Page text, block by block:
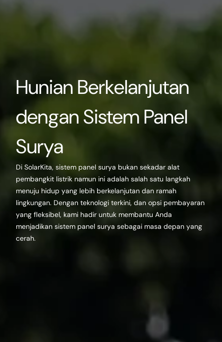
Hunian Berkelanjutan
dengan Sistem Panel
Surya
Di SolarKita, sistem panel surya bukan sekadar alat
pembangkit listrik namun ini adalah salah satu langkah
menuju hidup yang lebih berkelanjutan dan ramah
lingkungan. Dengan teknologi terkini, dan opsi pembayaran
yang fleksibel, kami hadir untuk membantu Anda
menjadikan sistem panel surya sebagai masa depan yang
cerah.